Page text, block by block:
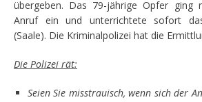
übergeben. Das 79-jährige Opfer ging
Anruf ein und unterrichtete sofort
(Saale). Die Kriminalpolizei hat die
Die Polizei rät:
Seien Sie misstrauisch, wenn sich der